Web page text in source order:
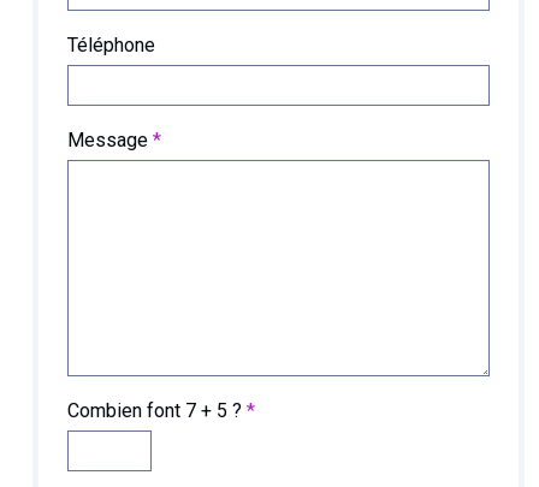
Téléphone
Message *
Combien font 7 5 ? *